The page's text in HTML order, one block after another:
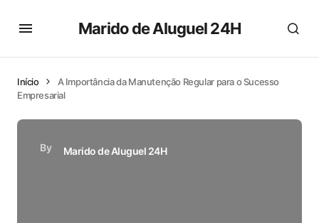
Marido de Aluguel 24H
Início
A Importância da Manutenção Regular para o Sucesso
Empresarial
By Marido de Aluguel 24H